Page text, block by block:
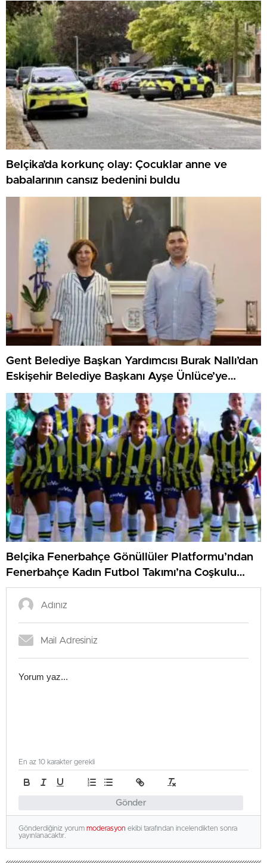
Belçika’da korkunç olay: Çocuklar anne ve
babalarının cansız bedenini buldu
Gent Belediye Başkan Yardımcısı Burak Nallı’dan
Eskişehir Belediye Başkanı Ayşe Ünlüce’ye
ziyaret
Belçika Fenerbahçe Gönüllüler Platformu’ndan
Fenerbahçe Kadın Futbol Takımı’na Coşkulu
Karşılama
Gönder
En az 10 karakter gerekli
Gönderdiğiniz yorum moderasyon ekibi tarafından incelendikten sonra
yayınlanacaktır.